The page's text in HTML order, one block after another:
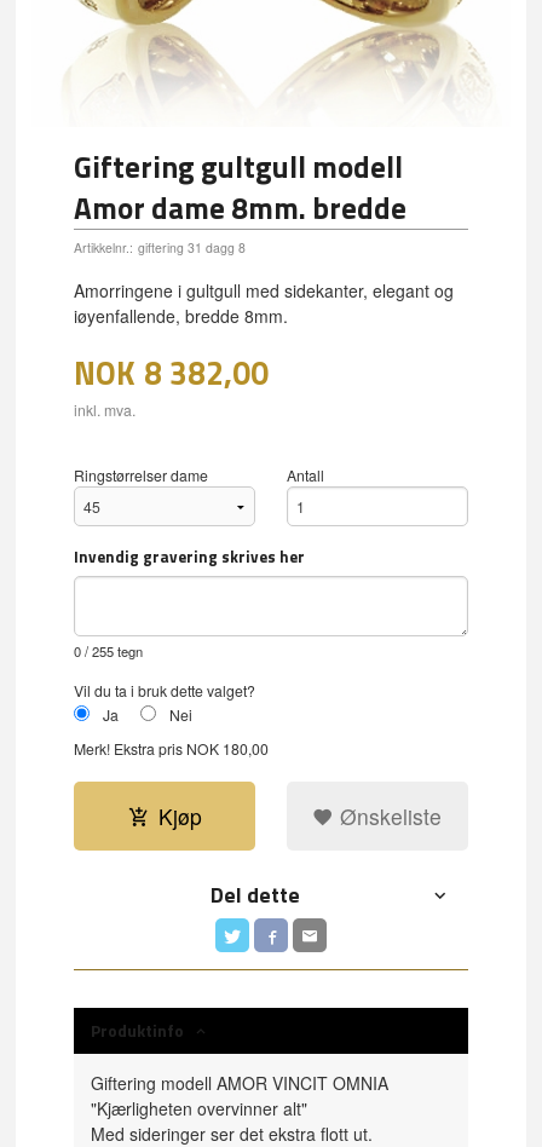
Giftering gultgull modell
Amor dame 8mm. bredde
Artikkelnr.: giftering 31 dagg 8
Amorringene i gultgull med sidekanter, elegant og
iøyenfallende, bredde 8mm.
NOK 8 382,00
inkl. mva.
Ringstørrelser dame Antall
Invendig gravering skrives her
0/ 255 tegn
Vil du ta i bruk dette valget?
Ja
Nei
Merk! Ekstra pris NOK 180,00
Kjøp Ønskeliste
Del dette
Produktinfo
Giftering modell AMOR VINCIT OMNIA
"Kjærligheten overvinner alt"
Med sideringer ser det ekstra flott ut.